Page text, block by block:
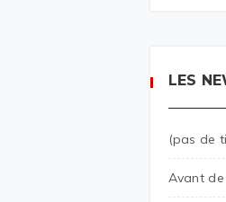
LES
(pas de
Avant